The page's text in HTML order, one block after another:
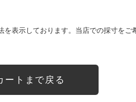
表示しております。当店での採寸をご
ートまで戻る